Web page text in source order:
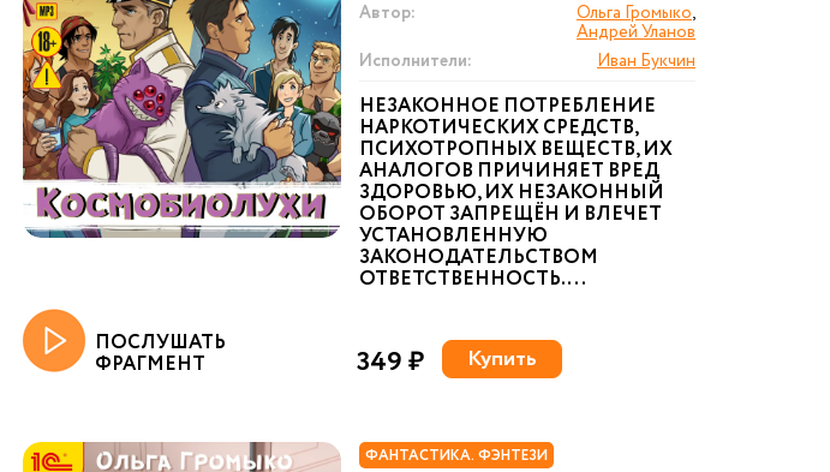
Автор: Ольга Громыко,
Андрей Уланов
Исполнители:
Иван Букчин
НЕЗАКОННОЕ ПОТРЕБЛЕНИЕ
НАРКОТИЧЕСКИХ СРЕДСТВ,
ПСИХОТРОПНЫХ ВЕЩЕСТВ, ИХ
АНАЛОГОВ ПРИЧИНЯЕТ ВРЕД
ЗДОРОВЬЮ, ИХ НЕЗАКОННЫЙ
ОБОРОТ ЗАПРЕЩЁН И ВЛЕЧЕТ
УСТАНОВЛЕННУЮ
ЗАКОНОДАТЕЛЬСТВОМ
ОТВЕТСТВЕННОСТЬ. ...
ПОСЛУШАТЬ
ФРАГМЕНТ 349 ₽ Купить
ФАНТАСТИКА. ФЭНТЕЗИ